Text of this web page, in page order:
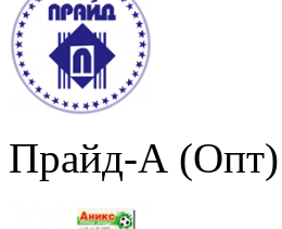
Прайд-А (Опт)